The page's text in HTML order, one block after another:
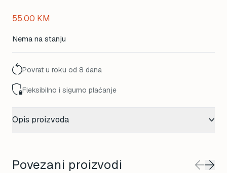
55,00 KM
Nema na stanju
Povrat u roku od 8 dana
Fleksibilno i sigurno plaćanje
Opis proizvoda
Povezani proizvodi